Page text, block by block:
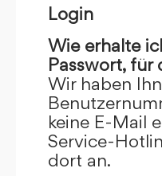
Login
Wie erhalte
Passwort, für
Wir haben
keine E-Mail
Service-
dort an.